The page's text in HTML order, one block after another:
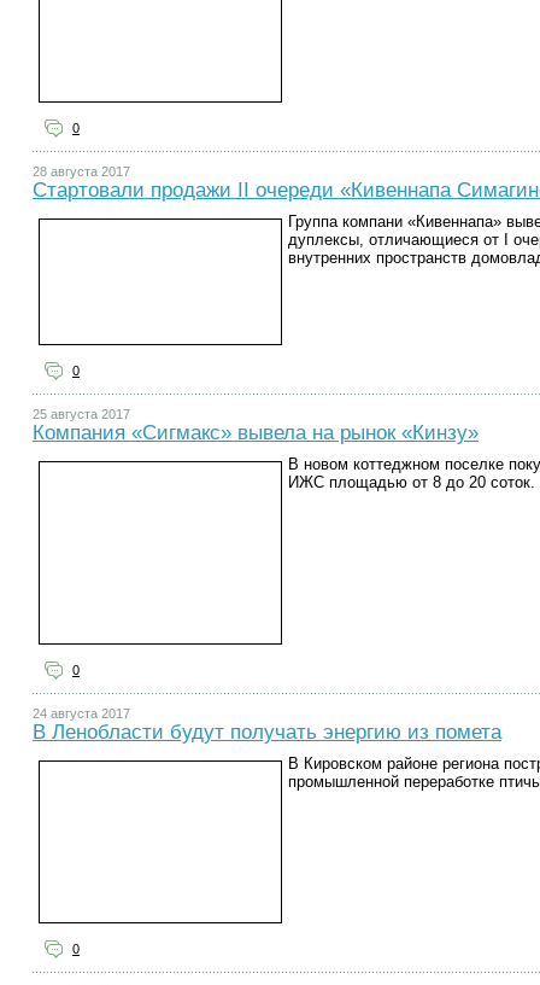
0
28 августа 2017
Стартовали продажи II очереди «Кивеннапа
Группа компани «Кивеннапа»
дуплексы, отличающиеся от I
внутренних пространств
0
25 августа 2017
Компания «Сигмакс» вывела на рынок «Кинзу»
В новом коттеджном поселке
ИЖС площадью от 8 до 20 соток.
0
24 августа 2017
В Ленобласти будут получать энергию из помета
В Кировском районе региона
промышленной переработке
0